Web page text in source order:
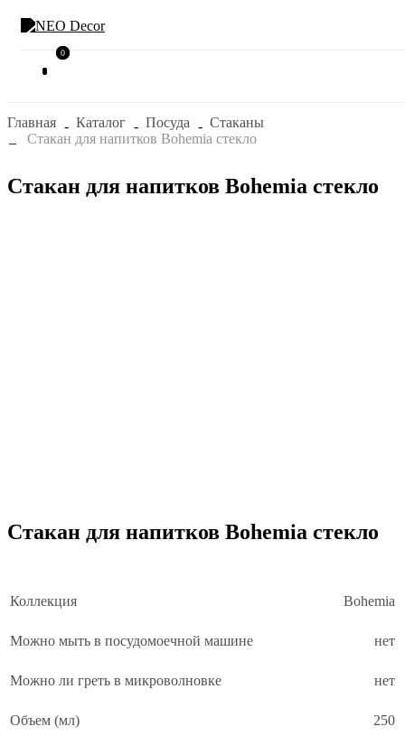
0
0
Главная Каталог Посуда
Стаканы
Стакан для напитков Bohemia стекло
Стакан для напитков Bohemia стекло
Стакан для напитков Bohemia стекло
Коллекция Bohemia
Можно мыть в посудомоечной машине нет
Можно ли греть в микроволновке нет
Объем (мл) 250